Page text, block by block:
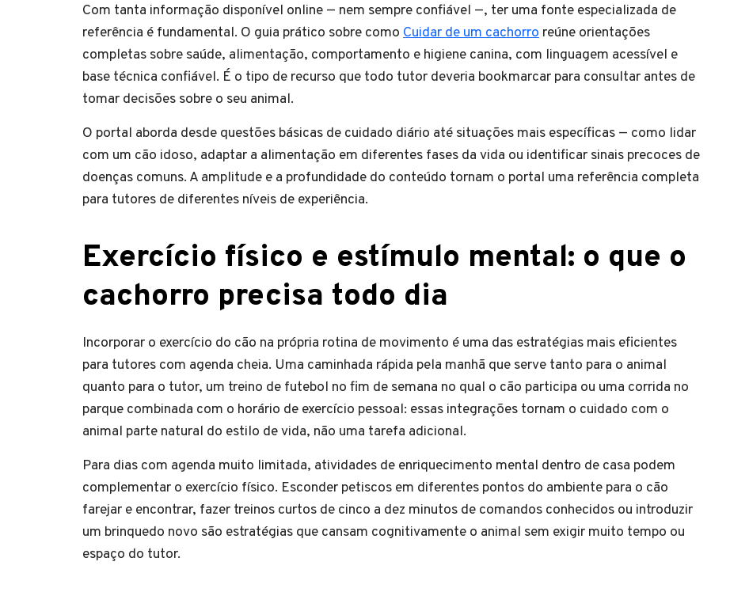
Com tanta informação disponível online — nem sempre confiável —, ter uma fonte especializada de
referência é fundamental. O guia prático sobre como Cuidar de um cachorro reúne orientações
completas sobre saúde, alimentação, comportamento e higiene canina, com linguagem acessível e
base técnica confiável. É o tipo de recurso que todo tutor deveria bookmarcar para consultar antes de
tomar decisões sobre o seu animal.
O portal aborda desde questões básicas de cuidado diário até situações mais específicas — como lidar
com um cão idoso, adaptar a alimentação em diferentes fases da vida ou identificar sinais precoces de
doenças comuns. A amplitude e a profundidade do conteúdo tornam o portal uma referência completa
para tutores de diferentes níveis de experiência.
Exercício físico e estímulo mental: o que o
cachorro precisa todo dia
Incorporar o exercício do cão na própria rotina de movimento é uma das estratégias mais eficientes
para tutores com agenda cheia. Uma caminhada rápida pela manhã que serve tanto para o animal
quanto para o tutor, um treino de futebol no fim de semana no qual o cão participa ou uma corrida no
parque combinada com o horário de exercício pessoal: essas integrações tornam o cuidado com o
animal parte natural do estilo de vida, não uma tarefa adicional.
Para dias com agenda muito limitada, atividades de enriquecimento mental dentro de casa podem
complementar o exercício físico. Esconder petiscos em diferentes pontos do ambiente para o cão
farejar e encontrar, fazer treinos curtos de cinco a dez minutos de comandos conhecidos ou introduzir
um brinquedo novo são estratégias que cansam cognitivamente o animal sem exigir muito tempo ou
espaço do tutor.